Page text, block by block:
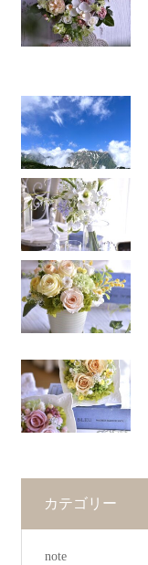
カテゴリー
note